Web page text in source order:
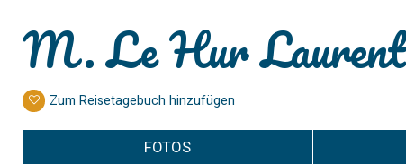
M. Le Hur Laurent
Zum Reisetagebuch hinzufügen
FOTOS